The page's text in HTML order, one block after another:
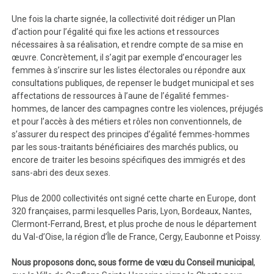
Une fois la charte signée, la collectivité doit rédiger un Plan
d’action pour l’égalité qui fixe les actions et ressources
nécessaires à sa réalisation, et rendre compte de sa mise en
œuvre. Concrètement, il s’agit par exemple d’encourager les
femmes à s’inscrire sur les listes électorales ou répondre aux
consultations publiques, de repenser le budget municipal et ses
affectations de ressources à l’aune de l’égalité femmes-
hommes, de lancer des campagnes contre les violences, préjugés
et pour l’accès à des métiers et rôles non conventionnels, de
s’assurer du respect des principes d’égalité femmes-hommes
par les sous-traitants bénéficiaires des marchés publics, ou
encore de traiter les besoins spécifiques des immigrés et des
sans-abri des deux sexes.
Plus de 2000 collectivités ont signé cette charte en Europe, dont
320 françaises, parmi lesquelles Paris, Lyon, Bordeaux, Nantes,
Clermont-Ferrand, Brest, et plus proche de nous le département
du Val-d’Oise, la région d’Île de France, Cergy, Eaubonne et Poissy.
Nous proposons donc, sous forme de vœu du Conseil municipal,